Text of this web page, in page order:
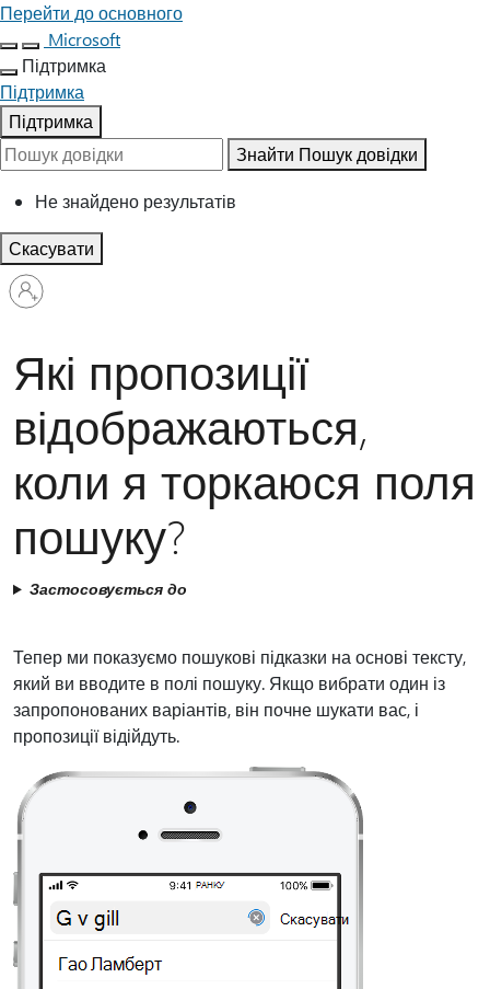
Перейти до основного
Microsoft
Підтримка
Підтримка
Підтримка
Знайти Пошук довідки
Не знайдено результатів
Скасувати
Увійдіть
запис
Які пропозиції
відображаються,
коли я торкаюся поля
пошуку?
Застосовується до
Тепер ми показуємо пошукові підказки на основі тексту,
який ви вводите в полі пошуку. Якщо вибрати один із
запропонованих варіантів, він почне шукати вас, і
пропозиції відійдуть.